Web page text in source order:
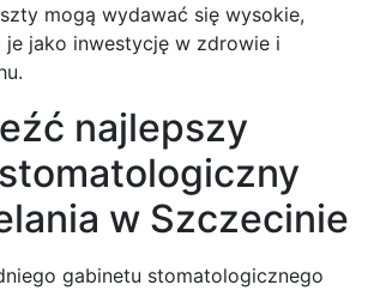
mogą wydawać się wysokie,
jako inwestycję w zdrowie i
najlepszy
w Szczecinie
gabinetu stomatologicznego